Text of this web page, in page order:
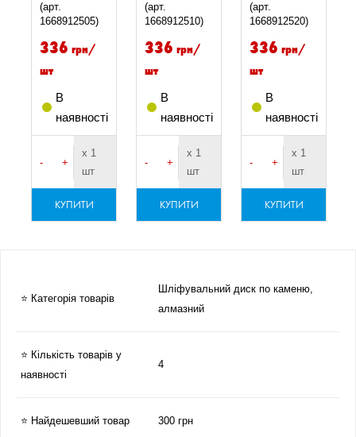
(арт.
1668912505)
336 грн/
шт
В
наявності
- +
х 1
шт
КУПИТИ
(арт.
1668912510)
336 грн/
шт
В
наявності
- +
х 1
шт
КУПИТИ
(арт.
1668912520)
336 грн/
шт
В
наявності
- +
х 1
шт
КУПИТИ
⭐ Категорія товарів
Шліфувальний диск по каменю,
алмазний
⭐ Кількість товарів у
наявності
4
⭐ Найдешевший товар 300 грн